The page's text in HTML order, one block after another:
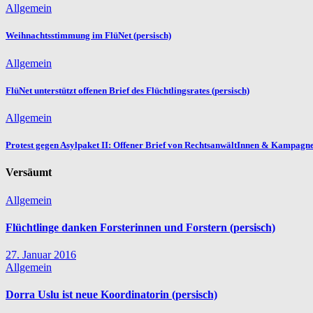
Allgemein
Weihnachtsstimmung im FlüNet (persisch)
Allgemein
FlüNet unterstützt offenen Brief des Flüchtlingsrates (persisch)
Allgemein
Protest gegen Asylpaket II: Offener Brief von RechtsanwältInnen &
Versäumt
Allgemein
Flüchtlinge danken Forsterinnen und Forstern (persisch)
27. Januar 2016
Allgemein
Dorra Uslu ist neue Koordinatorin (persisch)